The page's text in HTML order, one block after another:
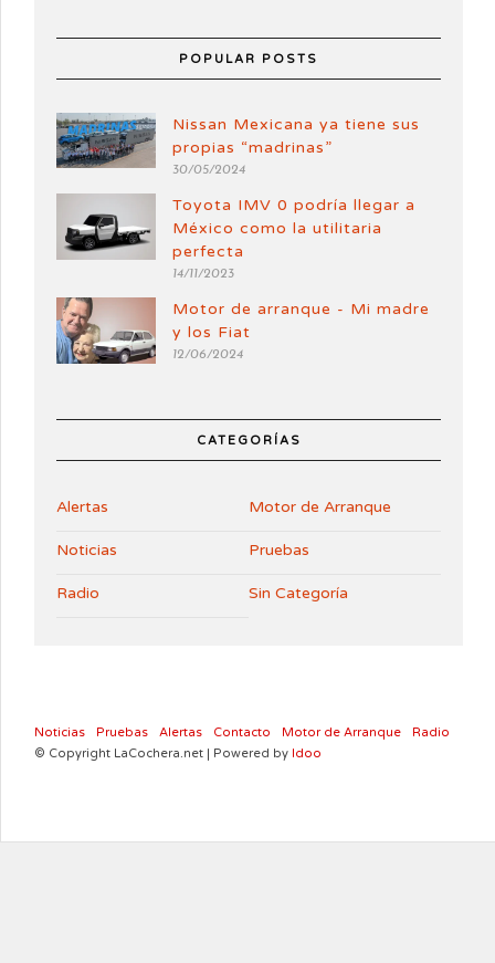
POPULAR POSTS
Nissan Mexicana ya tiene sus
propias “madrinas”
30/05/2024
Toyota IMV 0 podría llegar a
México como la utilitaria
perfecta
14/11/2023
Motor de arranque - Mi madre
y los Fiat
12/06/2024
CATEGORÍAS
Alertas Motor de Arranque
Noticias Pruebas
Radio Sin Categoría
Noticias Pruebas Alertas Contacto Motor de Arranque
Radio
© Copyright LaCochera.net | Powered by Idoo